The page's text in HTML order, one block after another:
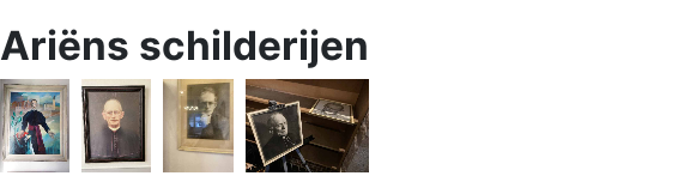
Ariëns schilderijen